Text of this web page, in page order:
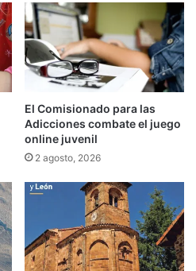
El Comisionado para las
Adicciones combate el juego
online juvenil
2 agosto, 2026